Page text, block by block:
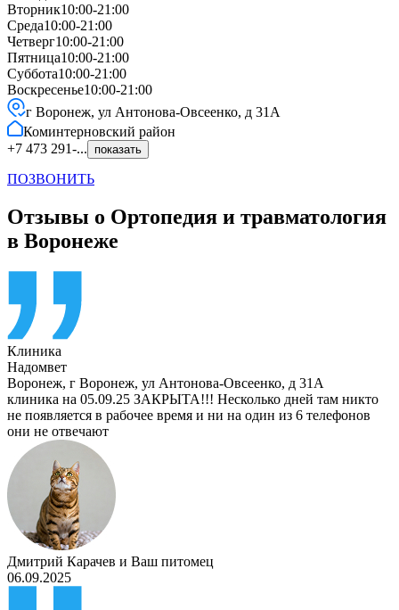
Вторник10:00-21:00
Среда10:00-21:00
Четверг10:00-21:00
Пятница10:00-21:00
Суббота10:00-21:00
Воскресенье10:00-21:00
г Воронеж, ул Антонова-Овсеенко, д 31А
Коминтерновский район
+7 473 291-...
показать
ПОЗВОНИТЬ
Отзывы о Ортопедия и травматология
в Воронеже
Клиника
Надомвет
Воронеж, г Воронеж, ул Антонова-Овсеенко, д 31А
клиника на 05.09.25 ЗАКРЫТА!!! Несколько дней там никто
не появляется в рабочее время и ни на один из 6 телефонов
они не отвечают
Дмитрий Карачев и Ваш питомец
06.09.2025